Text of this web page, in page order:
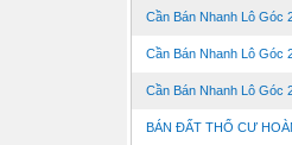
Cần Bán Nhanh Lô Góc
Cần Bán Nhanh Lô Góc
Cần Bán Nhanh Lô Góc
BÁN ĐẤT THỔ CƯ